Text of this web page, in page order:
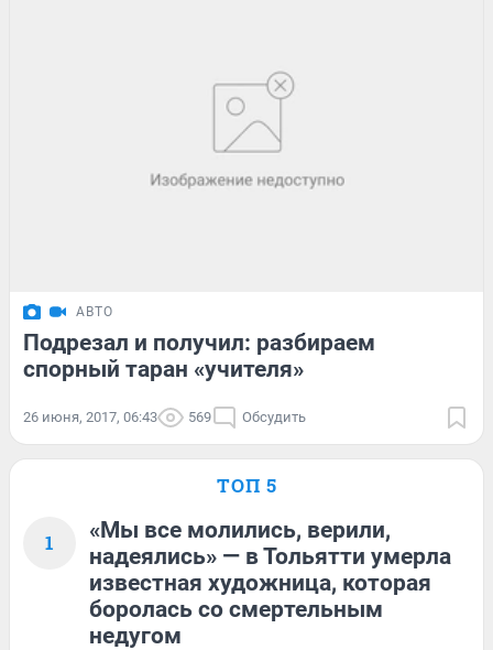
АВТО
Подрезал и получил: разбираем
спорный таран «учителя»
26 июня, 2017, 06:43 569 Обсудить
ТОП 5
1
«Мы все молились, верили,
надеялись» — в Тольятти умерла
известная художница, которая
боролась со смертельным
недугом